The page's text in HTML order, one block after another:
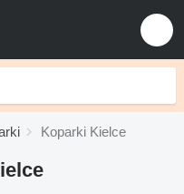
Koparki Kielce